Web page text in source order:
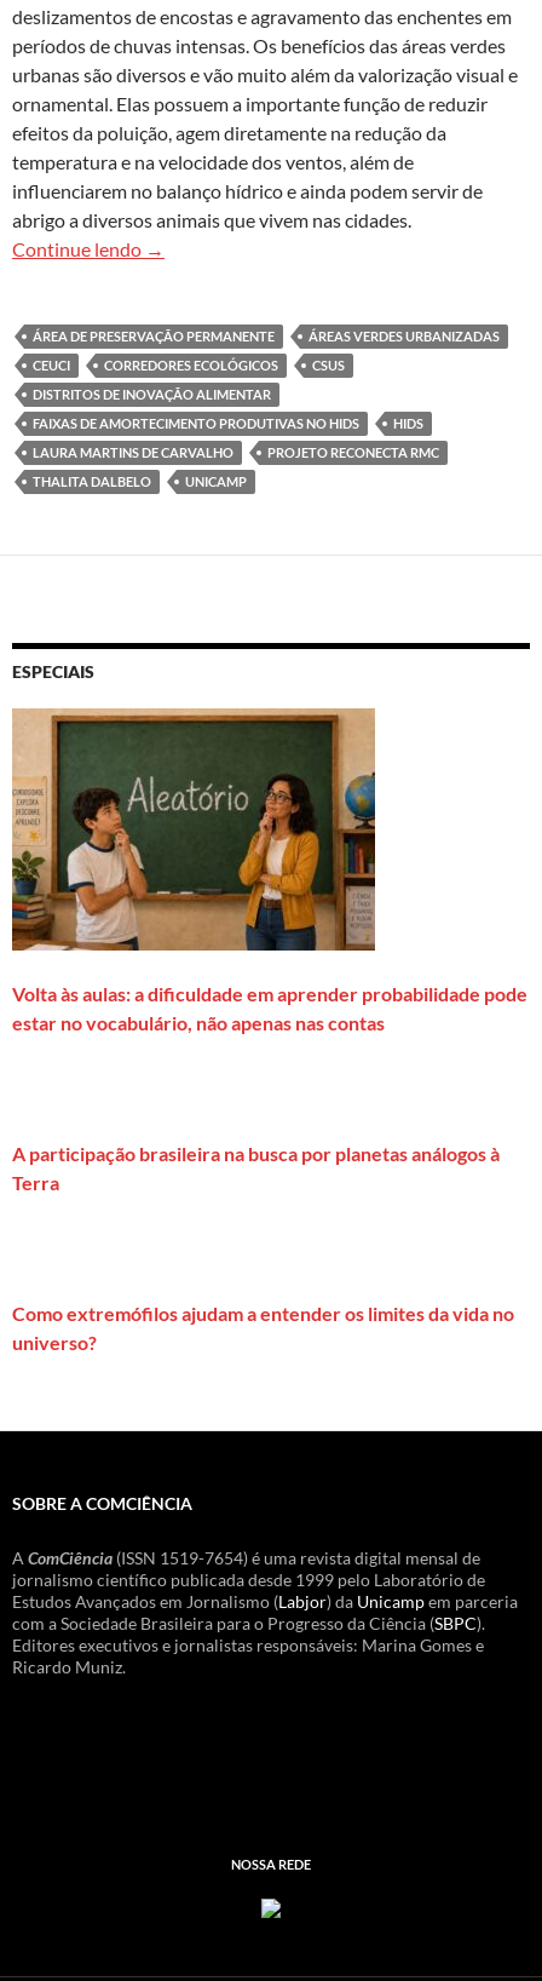
deslizamentos de encostas e agravamento das enchentes em
períodos de chuvas intensas. Os benefícios das áreas verdes
urbanas são diversos e vão muito além da valorização visual e
ornamental. Elas possuem a importante função de reduzir
efeitos da poluição, agem diretamente na redução da
temperatura e na velocidade dos ventos, além de
influenciarem no balanço hídrico e ainda podem servir de
abrigo a diversos animais que vivem nas cidades.
Continue lendo O desafio de restaurar áreas verdes
→
ÁREA DE PRESERVAÇÃO PERMANENTE
ÁREAS VERDES URBANIZADAS
CEUCI
CORREDORES ECOLÓGICOS
CSUS
DISTRITOS DE INOVAÇÃO ALIMENTAR
FAIXAS DE AMORTECIMENTO PRODUTIVAS NO HIDS
HIDS
LAURA MARTINS DE CARVALHO
PROJETO RECONECTA RMC
THALITA DALBELO
UNICAMP
ESPECIAIS
Volta às aulas: a dificuldade em aprender probabilidade pode
estar no vocabulário, não apenas nas contas
A participação brasileira na busca por planetas análogos à
Terra
Como extremófilos ajudam a entender os limites da vida no
universo?
SOBRE A COMCIÊNCIA
A ComCiência (ISSN 1519-7654) é uma revista digital mensal de
jornalismo científico publicada desde 1999 pelo Laboratório de
Estudos Avançados em Jornalismo (Labjor) da Unicampem parceria
com a Sociedade Brasileira para o Progresso da Ciência (SBPC).
Editores executivos e jornalistas responsáveis: Marina Gomes e
Ricardo Muniz.
NOSSA REDE